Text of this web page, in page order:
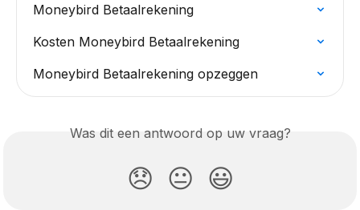
Moneybird Betaalrekening
Kosten Moneybird Betaalrekening
Moneybird Betaalrekening opzeggen
Was dit een antwoord op uw vraag?
😞 😐 😃